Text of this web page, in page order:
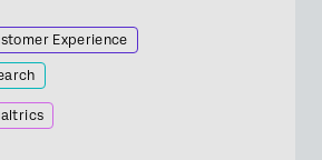
Experience